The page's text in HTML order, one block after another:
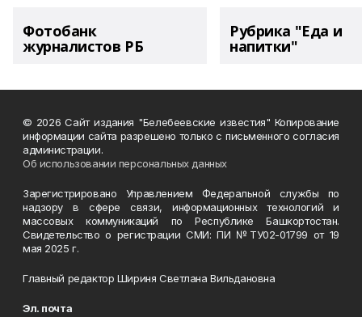
Фотобанк
журналистов РБ
Рубрика "Еда и
напитки"
© 2026 Сайт издания "Белебеевские известия" Копирование
информации сайта разрешено только с письменного согласия
администрации.
Об использовании персональных данных
Зарегистрировано Управлением Федеральной службы по
надзору в сфере связи, информационных технологий и
массовых коммуникаций по Республике Башкортостан.
Свидетельство о регистрации СМИ: ПИ №ТУ02-01799 от 19
мая 2025 г.
Главный редактор Шириня Светлана Вильдановна
Эл. почта